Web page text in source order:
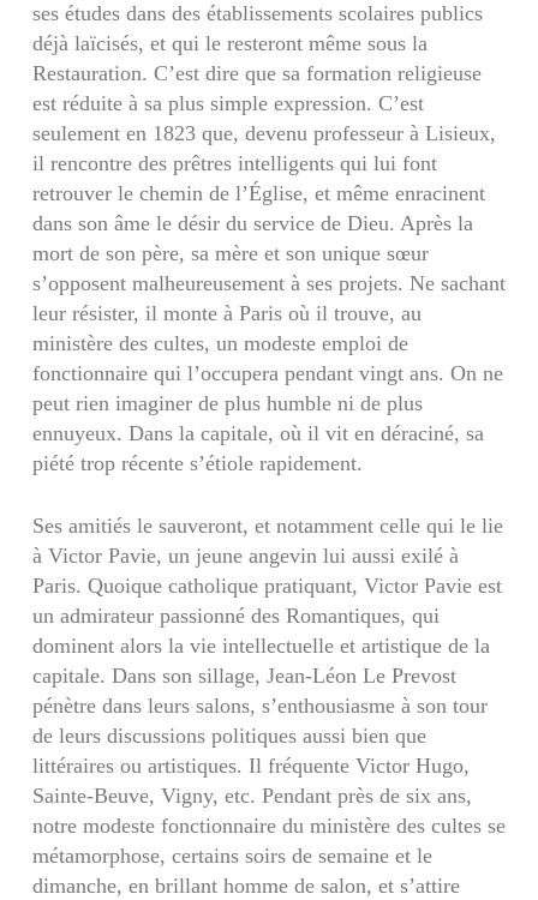
ses études dans des établissements scolaires publics
déjà laïcisés, et qui le resteront même sous la
Restauration. C’est dire que sa formation religieuse
est réduite à sa plus simple expression. C’est
seulement en 1823 que, devenu professeur à Lisieux,
il rencontre des prêtres intelligents qui lui font
retrouver le chemin de l’Église, et même enracinent
dans son âme le désir du service de Dieu. Après la
mort de son père, sa mère et son unique sœur
s’opposent malheureusement à ses projets. Ne sachant
leur résister, il monte à Paris où il trouve, au
ministère des cultes, un modeste emploi de
fonctionnaire qui l’occupera pendant vingt ans. On ne
peut rien imaginer de plus humble ni de plus
ennuyeux. Dans la capitale, où il vit en déraciné, sa
piété trop récente s’étiole rapidement.
Ses amitiés le sauveront, et notamment celle qui le lie
à Victor Pavie, un jeune angevin lui aussi exilé à
Paris. Quoique catholique pratiquant, Victor Pavie est
un admirateur passionné des Romantiques, qui
dominent alors la vie intellectuelle et artistique de la
capitale. Dans son sillage, Jean-Léon Le Prevost
pénètre dans leurs salons, s’enthousiasme à son tour
de leurs discussions politiques aussi bien que
littéraires ou artistiques. Il fréquente Victor Hugo,
Sainte-Beuve, Vigny, etc. Pendant près de six ans,
notre modeste fonctionnaire du ministère des cultes se
métamorphose, certains soirs de semaine et le
dimanche, en brillant homme de salon, et s’attire